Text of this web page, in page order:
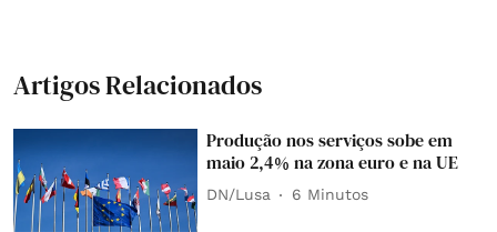
Artigos Relacionados
Produção nos serviços sobe em
maio 2,4% na zona euro e na UE
DN/Lusa 6 Minutos